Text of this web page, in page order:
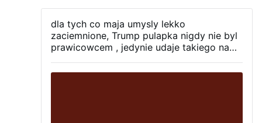
dla tych co maja umysly lekko
zaciemnione, Trump pulapka nigdy nie byl
prawicowcem , jedynie udaje takiego na
nie widza